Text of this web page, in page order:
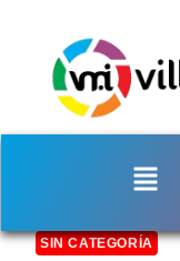
SIN CATEGORÍA